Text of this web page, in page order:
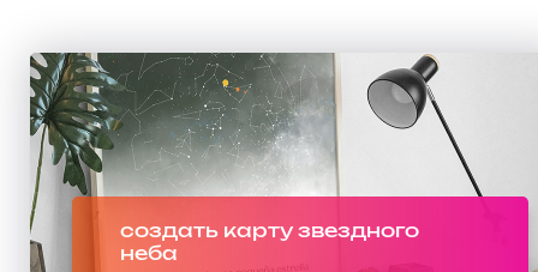
создать карту звездного
неба